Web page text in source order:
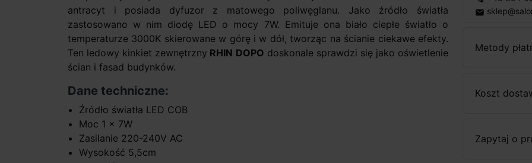
email
Metody
Koszt
Zapytaj o
antracyt i posiada dyfuzor z matowego poliwęglanu. Jako źródło światła
zastosowano w nim diodę LED o mocy 7W. Emituje ona biało ciepłe światło o
temperaturze 3000K skierowane w górę i w dół, tworząc na ścianie ciekawe efekty.
Ten ledowy kinkiet zewnętrzny RHIN DOPO doskonale sprawdzi się jako oświetlenie
ścian i fasad budynków.
Dane techniczne:
Źródło światła LED COB
Moc 1 x 7W
Zasilanie 220-240V AC
Wysokość 5,5cm